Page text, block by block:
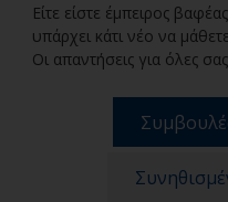
Είτε είστε έμπειρος
υπάρχει κάτι νέο να
Οι απαντήσεις για όλες